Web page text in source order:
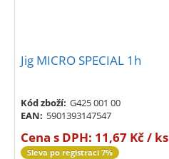
Jig MICRO SPECIAL 1h
Kód zboží: G425 001 00
EAN: 5901393147547
Cena s DPH: 11,67 Kč / ks
Sleva po registraci 7%